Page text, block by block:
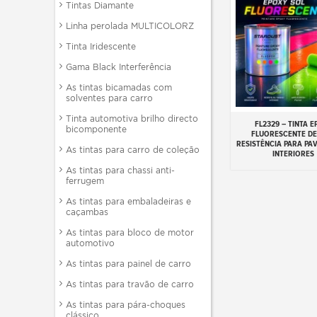
Tintas Diamante
Linha perolada MULTICOLORZ
Tinta Iridescente
Gama Black Interferência
As tintas bicamadas com
solventes para carro
Tinta automotiva brilho directo
bicomponente
As tintas para carro de coleção
As tintas para chassi anti-
ferrugem
As tintas para embaladeiras e
caçambas
As tintas para bloco de motor
automotivo
As tintas para painel de carro
As tintas para travão de carro
As tintas para pára-choques
Adicionar ao
FL2329 – TINTA
FLUORESCENTE
RESISTÊNCIA PARA
INTERIORES